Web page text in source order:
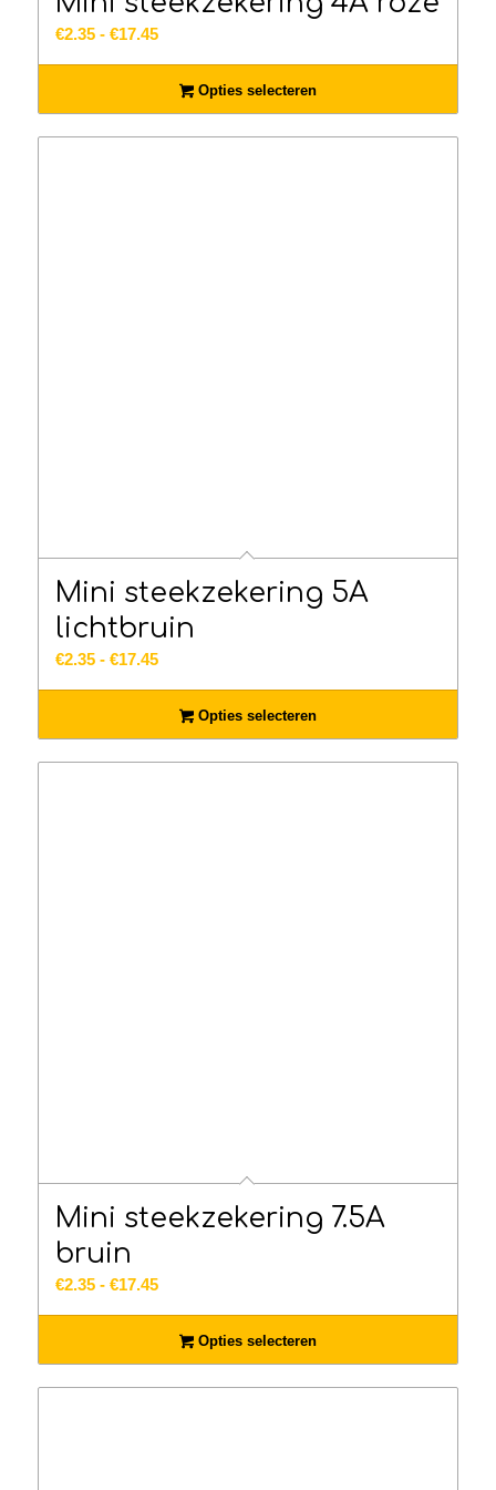
€2.35 - €17.45Prijsklasse:
€17.45
Opties selecteren
Mini steekzekering 5A
lichtbruin
€2.35 - €17.45Prijsklasse:
€17.45
Opties selecteren
Mini steekzekering 7.5A
bruin
€2.35 - €17.45Prijsklasse:
€17.45
Opties selecteren